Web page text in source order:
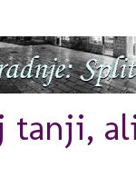
tanji,